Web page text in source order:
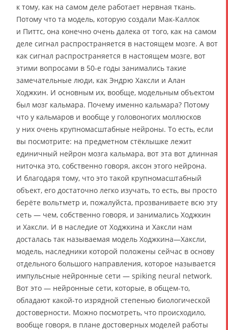
к тому, как на самом деле работает нервная ткань.
Потому что та модель, которую создали Мак-Каллок
и Питтс, она конечно очень далека от того, как на самом
деле сигнал распространяется в настоящем мозге. А вот
как сигнал распространяется в настоящем мозге, вот
этими вопросами в 50-е годы занимались такие
замечательные люди, как Эндрю Хаксли и Алан
Ходжкин. И основным их, вообще, модельным объектом
был мозг кальмара. Почему именно кальмара? Потому
что у кальмаров и вообще у головоногих моллюсков
у них очень крупномасштабные нейроны. То есть, если
вы посмотрите: на предметном стёклышке лежит
единичный нейрон мозга кальмара, вот эта вот длинная
ниточка это, собственно говоря, аксон этого нейрона.
И благодаря тому, что это такой крупномасштабный
объект, его достаточно легко изучать, то есть, вы просто
берёте вольтметр и, пожалуйста, прозваниваете всю эту
сеть — чем, собственно говоря, и занимались Ходжкин
и Хаксли. И в наследие от Ходжкина и Хаксли нам
досталась так называемая модель Ходжкина—Хаксли,
модель, наследники которой положены сейчас в основу
отдельного большого направления, которое называется
импульсные нейронные сети — spiking neural network.
Вот это — нейронные сети, которые, в общем-то,
обладают какой-то изрядной степенью биологической
достоверности. Можно посмотреть, что происходило,
вообще говоря, в плане достоверных моделей работы